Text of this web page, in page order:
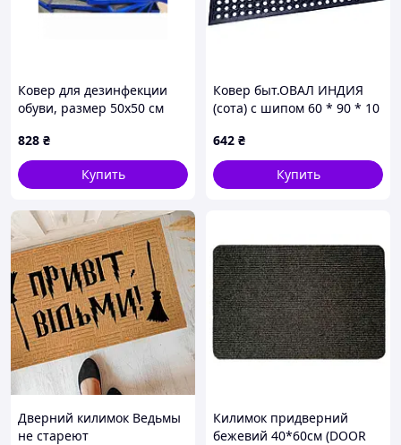
Ковер для дезинфекции
обуви, размер 50х50 см
828 ₴
Купить
Ковер быт.ОВАЛ ИНДИЯ
(сота) с шипом 60 * 90 * 10
642 ₴
Купить
Дверний килимок Ведьмы
не стареют
Килимок придверний
бежевий 40*60см (DOOR